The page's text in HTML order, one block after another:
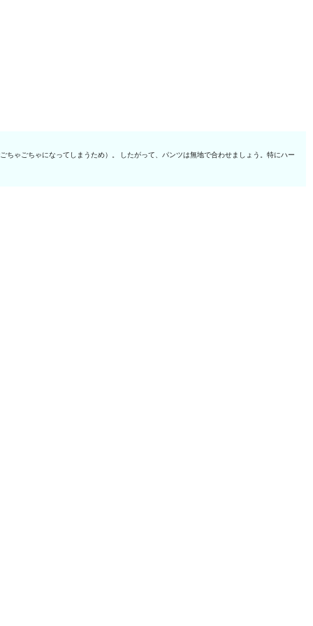
ゃごちゃになってしまうため）。 したがって、パンツは無地で合わせましょう。特にハー